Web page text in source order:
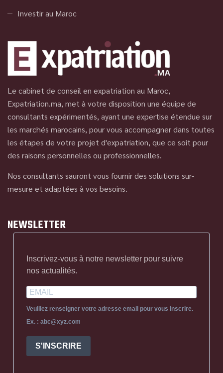
Investir au Maroc
Le cabinet de conseil en expatriation au Maroc,
Expatriation.ma, met à votre disposition une équipe de
consultants expérimentés, ayant une expertise étendue sur
les marchés marocains, pour vous accompagner dans toutes
les étapes de votre projet d'expatriation, que ce soit pour
des raisons personnelles ou professionnelles.
Nos consultants sauront vous fournir des solutions sur-
mesure et adaptées à vos besoins.
NEWSLETTER
Inscrivez-vous à notre newsletter pour suivre
nos actualités.
Veuillez renseigner votre adresse email pour vous inscrire.
Ex. : abc@xyz.com
S'INSCRIRE